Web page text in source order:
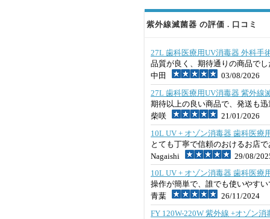
紫外線滅菌器 の評価 . 口コミ
27L 歯科医療用UV消毒器 外科手
品質が良く、期待通りの商品で
中田
03/08/2026
27L 歯科医療用UV消毒器 紫外線
期待以上の良い商品で、発送も
柴咲
21/01/2026
10L UV + オゾン消毒器 歯科医療
とても丁寧で信頼のおけるお店
Nagaishi
29/08/
10L UV + オゾン消毒器 歯科医療
操作が簡単で、誰でも使いやす
青葉
26/11/2024
FY 120W-220W 紫外線 +オゾン